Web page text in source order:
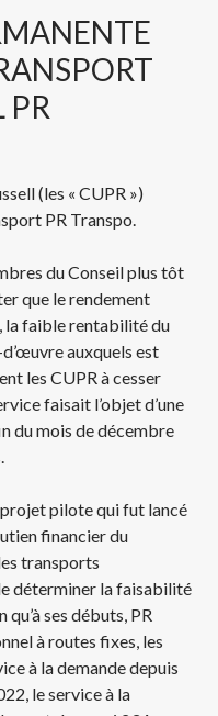
PR
(les « CUPR »)
PR Transpo.
du Conseil plus tôt
que le rendement
la faible rentabilité du
auxquels est
les CUPR à cesser
faisait l’objet d’une
du mois de décembre
projet pilote qui fut lancé
financier du
transports
déterminer la faisabilité
ses débuts, PR
à routes fixes, les
à la demande depuis
le service à la